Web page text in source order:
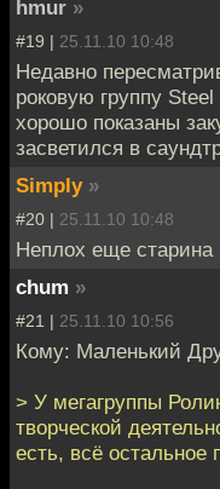
hmur »
#19 | 25.11.10 10:48
Недавно
роковую группу
хорошо показаны
засветился в
Simply »
#20 | 25.11.10 10:48
Неплох еще старина
chum »
#21 | 25.11.10 10:56
Кому: Маленький
> У мегагруппы
творческой
есть, всё остальное